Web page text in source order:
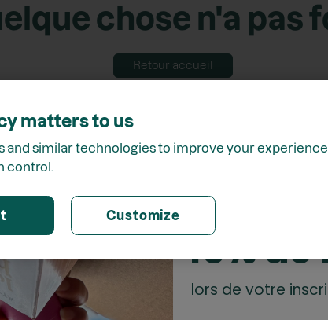
chose n'a pas
Retour accueil
15%
lors de votre
matters to us
and similar technologies to improve your experience
control.
Customize